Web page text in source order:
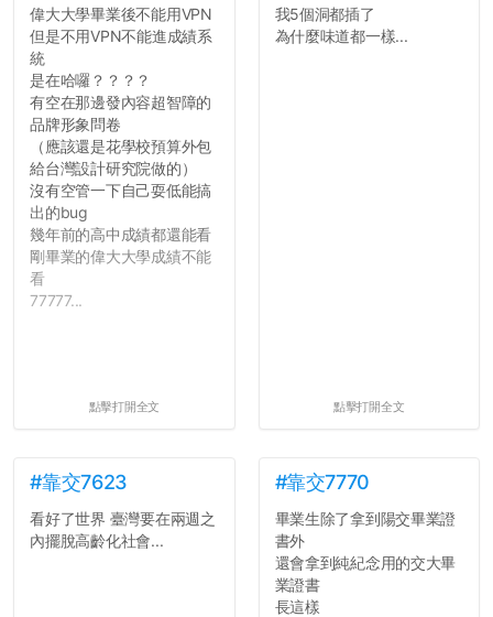
偉大大學畢業後不能用VPN
但是不用VPN不能進成績系
統
是在哈囉？？？？
有空在那邊發內容超智障的
品牌形象問卷
（應該還是花學校預算外包
給台灣設計研究院做的）
沒有空管一下自己耍低能搞
出的bug
幾年前的高中成績都還能看
剛畢業的偉大大學成績不能
看
77777...
點擊打開全文
我5個洞都插了
為什麼味道都一樣...
點擊打開全文
#靠交7623
看好了世界 臺灣要在兩週之
內擺脫高齡化社會...
#靠交7770
畢業生除了拿到陽交畢業證
書外
還會拿到純紀念用的交大畢
業證書
長這樣